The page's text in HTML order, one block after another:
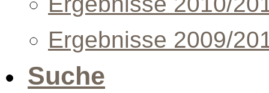
Ergebnisse 2009/
Suche